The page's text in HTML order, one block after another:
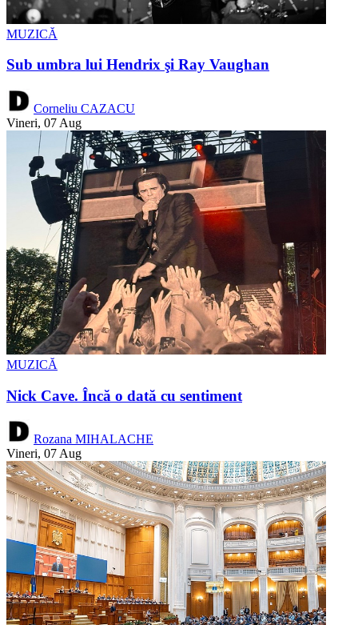
MUZICĂ
Sub umbra lui Hendrix şi Ray Vaughan
Corneliu CAZACU
Vineri, 07 Aug
MUZICĂ
Nick Cave. Încă o dată cu sentiment
Rozana MIHALACHE
Vineri, 07 Aug